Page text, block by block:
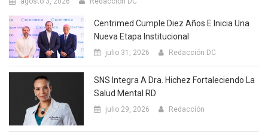
Centrimed Cumple Diez Años E Inicia Una
Nueva Etapa Institucional
julio 31, 2026 Redacción DC
SNS Integra A Dra. Hichez Fortaleciendo La
Salud Mental RD
julio 29, 2026 Redacción